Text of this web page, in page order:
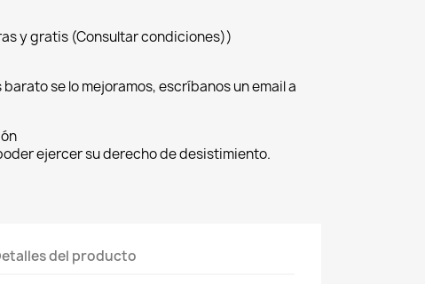
y gratis (Consultar condiciones))
se lo mejoramos, escríbanos un email a
ejercer su derecho de desistimiento.
del producto